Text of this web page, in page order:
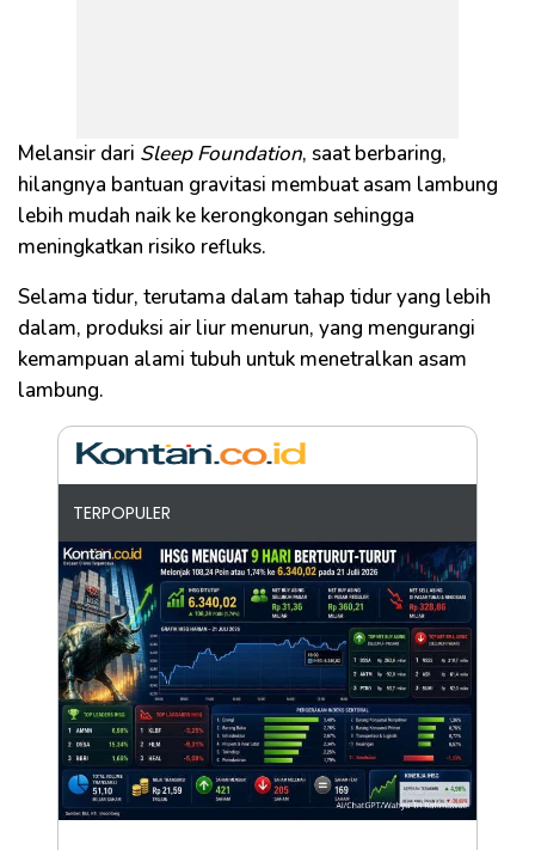
Melansir dari Sleep Foundation, saat berbaring,
hilangnya bantuan gravitasi membuat asam lambung
lebih mudah naik ke kerongkongan sehingga
meningkatkan risiko refluks.
Selama tidur, terutama dalam tahap tidur yang lebih
dalam, produksi air liur menurun, yang mengurangi
kemampuan alami tubuh untuk menetralkan asam
lambung.
TERPOPULER